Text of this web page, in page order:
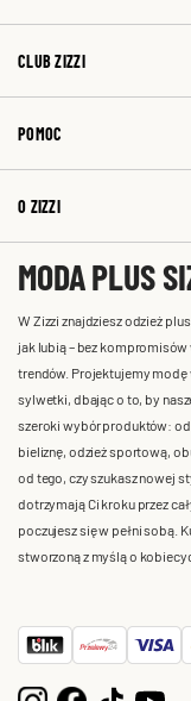
CLUB ZIZZI
POMOC
O ZIZZI
MODA PLUS
W Zizzi znajdziesz odzież
jak lubią – bez
trendów. Projektujemy modę
sylwetki, dbając o to, by
szeroki wybór produktów:
bieliznę, odzież sportową,
od tego, czy szukasz nowej
dotrzymają Ci kroku przez
poczujesz się w pełni sobą.
stworzoną z myślą o